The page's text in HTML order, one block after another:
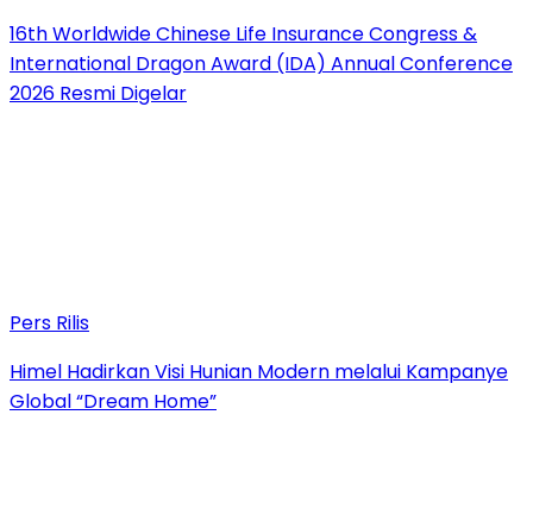
16th Worldwide Chinese Life Insurance Congress &
International Dragon Award (IDA) Annual Conference
2026 Resmi Digelar
Pers Rilis
Himel Hadirkan Visi Hunian Modern melalui Kampanye
Global “Dream Home”